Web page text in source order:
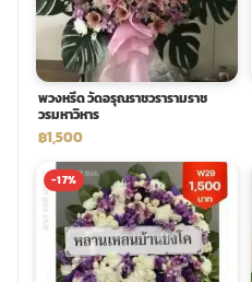
พวงหรีด วัดอรุณราชวรารามราช
วรมหาวิหาร
฿1,500
-17%